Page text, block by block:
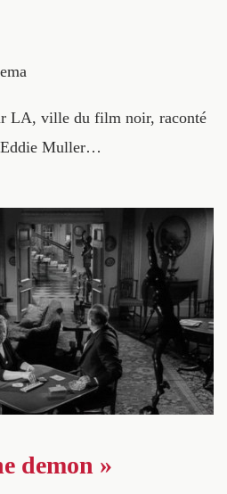
LA, ville du film noir, raconté
Eddie Muller…
demon »